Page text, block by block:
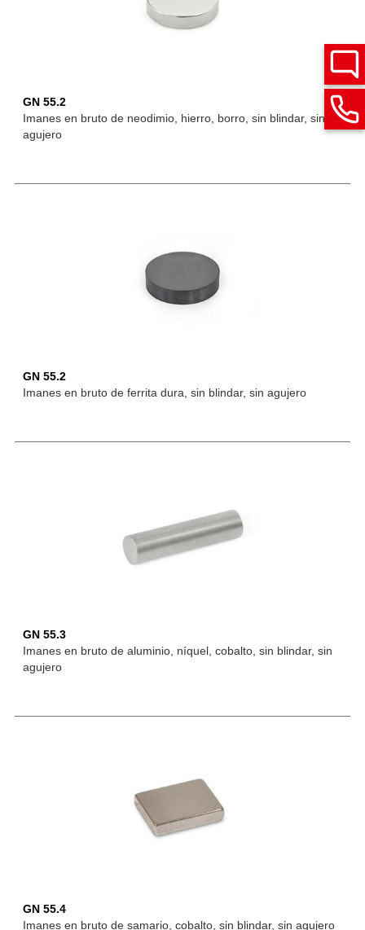
GN 55.2
Imanes en bruto de neodimio, hierro, borro, sin blindar, sin
agujero
GN 55.2
Imanes en bruto de ferrita dura, sin blindar, sin agujero
GN 55.3
Imanes en bruto de aluminio, níquel, cobalto, sin blindar, sin
agujero
GN 55.4
Imanes en bruto de samario, cobalto, sin blindar, sin agujero